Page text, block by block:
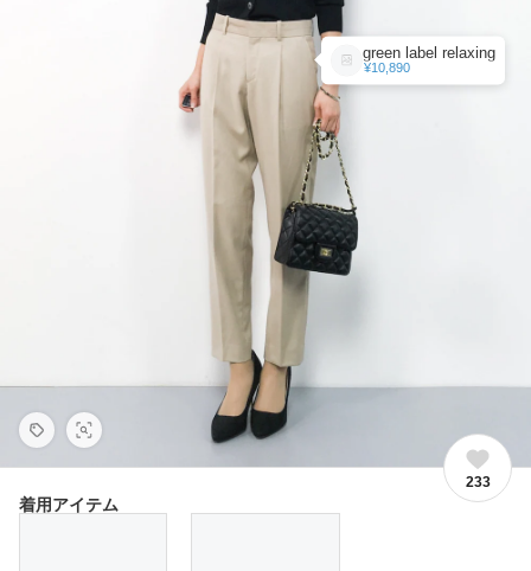
green label relaxing
¥10,890
233
着用アイテム